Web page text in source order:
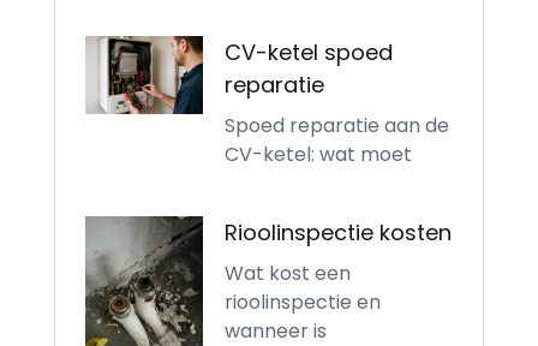
CV-ketel spoed
reparatie
Spoed reparatie aan de
CV-ketel: wat moet
Rioolinspectie kosten
Wat kost een
rioolinspectie en
wanneer is